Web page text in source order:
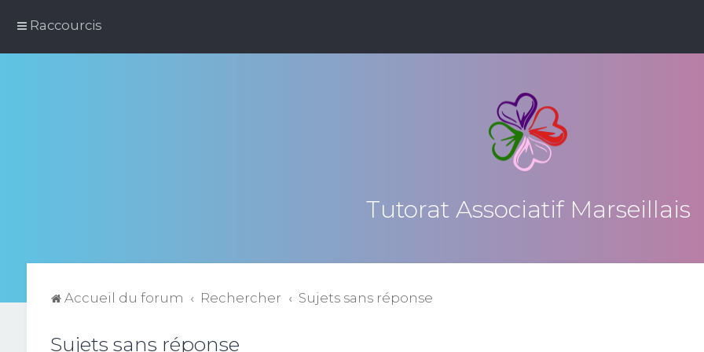
Raccourcis
Tutorat Associatif Marseillais
Accueil du forum Rechercher Sujets sans réponse
Sujets sans réponse